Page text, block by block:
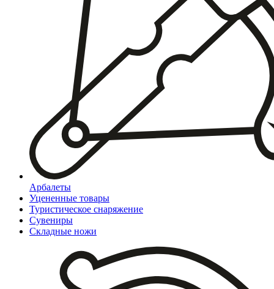
Арбалеты
Уцененные товары
Туристическое снаряжение
Сувениры
Складные ножи